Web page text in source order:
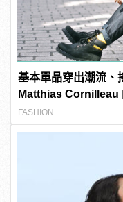
基本單品穿出潮流、
Matthias Cornilleau
FASHION